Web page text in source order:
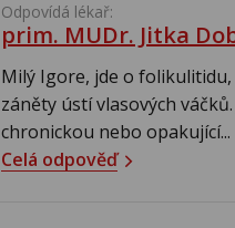
Odpovídá lékař:
prim. MUDr. Jitka
Milý Igore, jde o folikulitidu,
záněty ústí vlasových váčků.
chronickou nebo opakující...
Celá odpověď